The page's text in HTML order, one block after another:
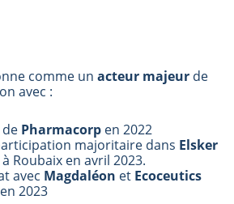
comme un acteur majeur de
avec :
de Pharmacorp en 2022
majoritaire dans Elsker
Roubaix en avril 2023.
avec Magdaléon et Ecoceutics
2023